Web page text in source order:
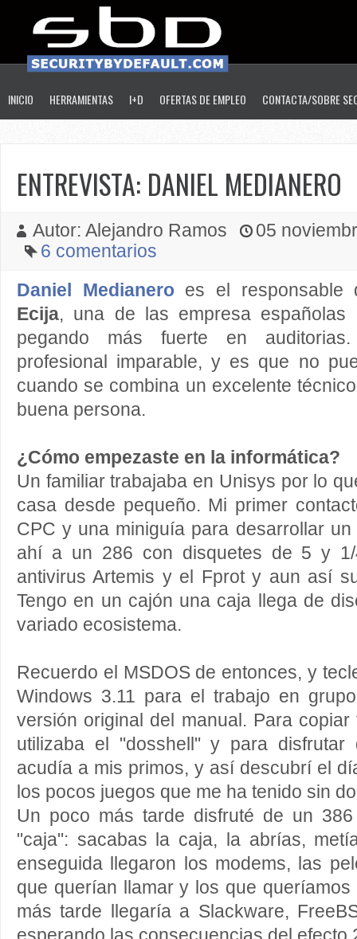
INICIO HERRAMIENTAS I+D OFERTAS DE EMPLEO CONTACTA/SOBRE
ENTREVISTA: DANIEL MEDIANERO
Autor: Alejandro Ramos
05
6 comentarios
Daniel Medianeroes el
Ecija, una de las empresa españolas
pegando más fuerte en
profesional imparable, y es que no
cuando se combina un excelente
buena persona.
¿Cómo empezaste en la informática?
Un familiar trabajaba en Unisys por lo
casa desde pequeño. Mi primer
CPC y una miniguía para desarrollar
ahí a un 286 con disquetes de 5 y
antivirus Artemis y el Fprot y aun así
Tengo en un cajón una caja llega de
variado ecosistema.
Recuerdo el MSDOS de entonces, y
Windows 3.11 para el trabajo en
versión original del manual. Para
utilizaba el "dosshell" y para
acudía a mis primos, y así descubrí el
los pocos juegos que me ha tenido sin
Un poco más tarde disfruté de un
"caja": sacabas la caja, la abrías,
enseguida llegaron los modems, las
que querían llamar y los que
más tarde llegaría a Slackware,